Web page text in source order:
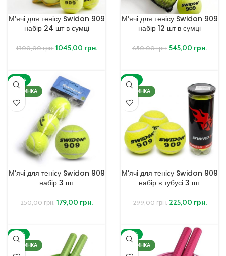
М’ячі для тенісу Swidon 909
набір 24 шт в сумці
1300,00грн. 1045,00 грн.
М’ячі для тенісу Swidon 909
набір 12 шт в сумці
650,00грн. 545,00 грн.
-28%
НОВИНКА
М’ячі для тенісу Swidon 909
набір 3 шт
250,00грн. 179,00 грн.
-25%
НОВИНКА
М’ячі для тенісу Swidon 909
набір в тубусі 3 шт
299,00грн. 225,00 грн.
-25%
НОВИНКА
-25%
НОВИНКА